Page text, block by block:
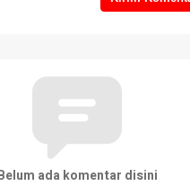
ada komentar disini